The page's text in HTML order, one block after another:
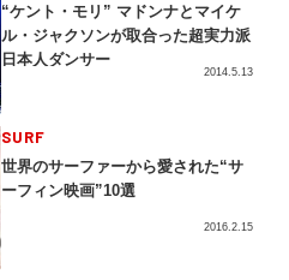
“ケント・モリ” マドンナとマイケ
ル・ジャクソンが取合った超実力派
日本人ダンサー
2014.5.13
SURF
世界のサーファーから愛された“サ
ーフィン映画”10選
2016.2.15